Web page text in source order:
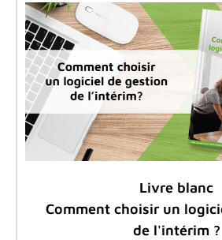
Livre blanc
Comment choisir un
de l'intérim ?